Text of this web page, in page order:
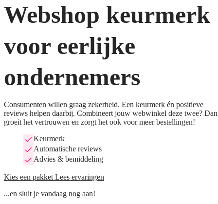
Webshop keurmerk
voor eerlijke
ondernemers
Consumenten willen graag zekerheid. Een keurmerk én positieve
reviews helpen daarbij. Combineert jouw webwinkel deze twee? Dan
groeit het vertrouwen en zorgt het ook voor meer bestellingen!
Keurmerk
Automatische reviews
Advies & bemiddeling
Kies een pakket Lees ervaringen
...en sluit je vandaag nog aan!